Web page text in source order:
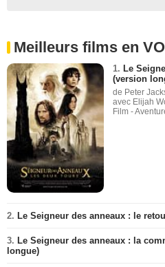
Meilleurs films en
1. Le
(version
de Peter
avec Elijah
Film -
2. Le Seigneur des anneaux : le
3. Le Seigneur des anneaux : la
longue)